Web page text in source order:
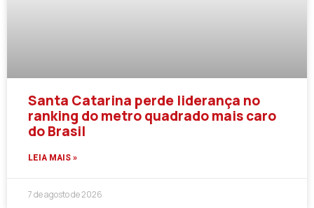
Santa Catarina perde liderança no
ranking do metro quadrado mais caro
do Brasil
LEIA MAIS »
7 de agosto de 2026